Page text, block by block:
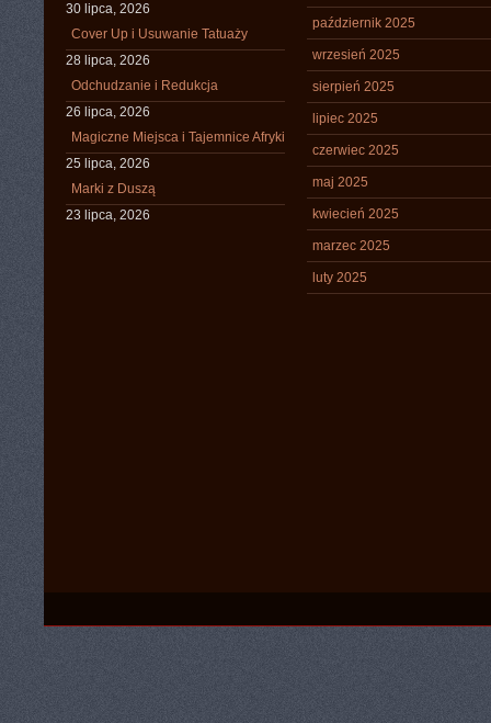
30 lipca, 2026
Cover Up i Usuwanie Tatuaży
28 lipca, 2026
Odchudzanie i Redukcja
26 lipca, 2026
Magiczne Miejsca i Tajemnice Afryki
25 lipca, 2026
Marki z Duszą
23 lipca, 2026
październik 2025
wrzesień 2025
sierpień 2025
lipiec 2025
czerwiec 2025
maj 2025
kwiecień 2025
marzec 2025
luty 2025